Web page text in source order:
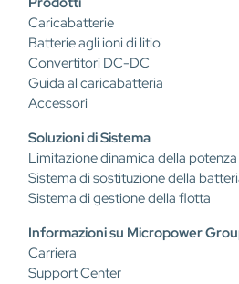
Caricabatterie
Batterie agli ioni di litio
Convertitori DC-DC
Guida al caricabatteria
Accessori
Soluzioni di Sistema
Limitazione dinamica della potenza
Sistema di sostituzione della
Sistema di gestione della flotta
Informazioni su Micropower
Carriera
Support Center